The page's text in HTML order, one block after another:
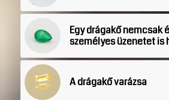
Egy drágakő nemcsak
személyes üzenetet is
A drágakő varázsa